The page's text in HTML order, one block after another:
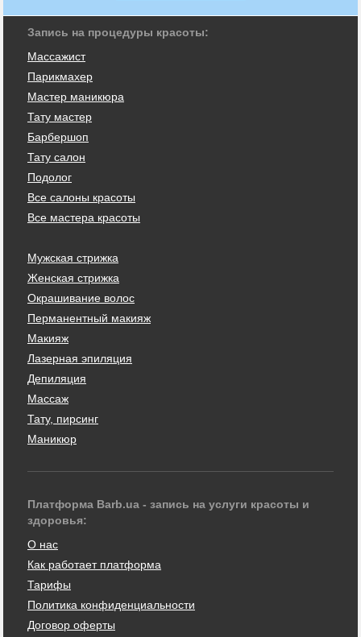
Запись на процедуры красоты:
Массажист
Парикмахер
Мастер маникюра
Тату мастер
Барбершоп
Тату салон
Подолог
Все салоны красоты
Все мастера красоты
Мужская стрижка
Женская стрижка
Окрашивание волос
Перманентный макияж
Макияж
Лазерная эпиляция
Депиляция
Массаж
Тату, пирсинг
Маникюр
Платформа Barb.ua - запись на услуги красоты и
здоровья:
О нас
Как работает платформа
Тарифы
Политика конфиденциальности
Договор оферты